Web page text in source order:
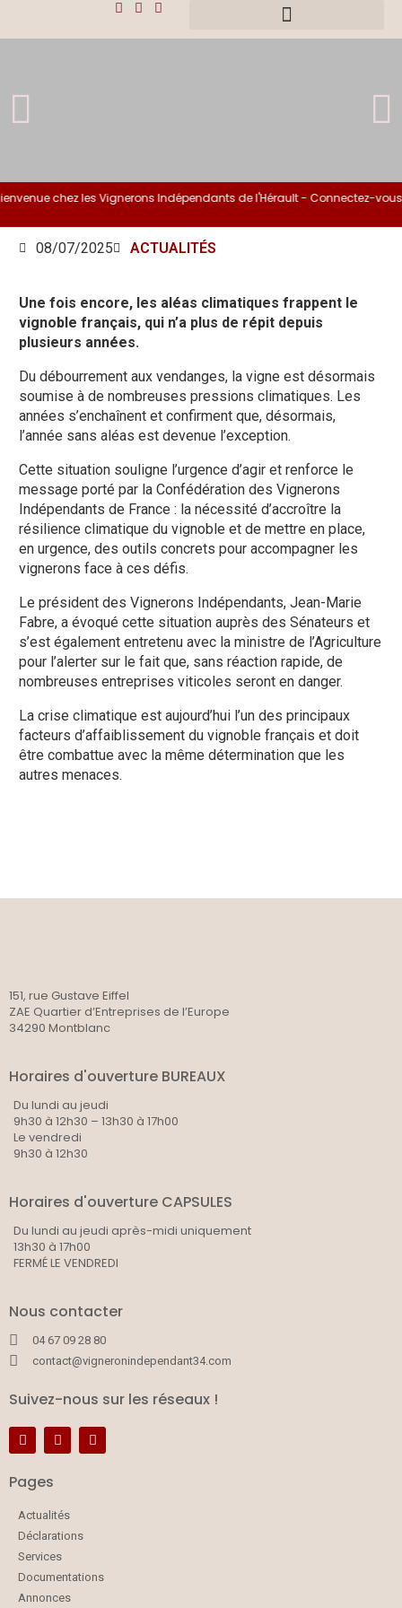
chez les Vignerons Indépendants de l'Hérault - Connectez-
08/07/2025 ACTUALITÉS
Une fois encore, les aléas climatiques frappent le
vignoble français, qui n’a plus de répit depuis
plusieurs années.
Du débourrement aux vendanges, la vigne est désormais
soumise à de nombreuses pressions climatiques. Les
années s’enchaînent et confirment que, désormais,
l’année sans aléas est devenue l’exception.
Cette situation souligne l’urgence d’agir et renforce le
message porté par la Confédération des Vignerons
Indépendants de France : la nécessité d’accroître la
résilience climatique du vignoble et de mettre en place,
en urgence, des outils concrets pour accompagner les
vignerons face à ces défis.
Le président des Vignerons Indépendants, Jean-Marie
Fabre, a évoqué cette situation auprès des Sénateurs et
s’est également entretenu avec la ministre de l’Agriculture
pour l’alerter sur le fait que, sans réaction rapide, de
nombreuses entreprises viticoles seront en danger.
La crise climatique est aujourd’hui l’un des principaux
facteurs d’affaiblissement du vignoble français et doit
être combattue avec la même détermination que les
autres menaces.
151, rue Gustave Eiffel
ZAE Quartier d’Entreprises de l’Europe
34290 Montblanc
Horaires d'ouverture BUREAUX
Du lundi au jeudi
9h30 à 12h30 – 13h30 à 17h00
Le vendredi
9h30 à 12h30
Horaires d'ouverture CAPSULES
Du lundi au jeudi après-midi uniquement
13h30 à 17h00
FERMÉ LE VENDREDI
Nous contacter
04 67 09 28 80
contact@vigneronindependant34.com
Suivez-nous sur les réseaux !
Pages
Actualités
Déclarations
Services
Documentations
Annonces